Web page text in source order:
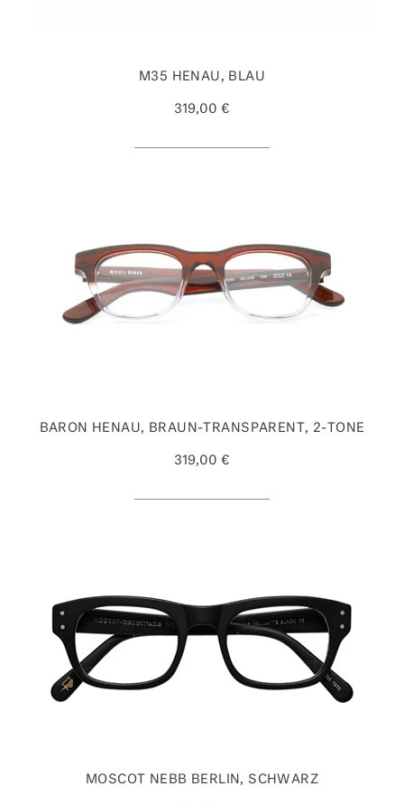
M35 HENAU, BLAU
319,00 €
BARON HENAU, BRAUN-TRANSPARENT, 2-TONE
319,00 €
MOSCOT NEBB BERLIN, SCHWARZ